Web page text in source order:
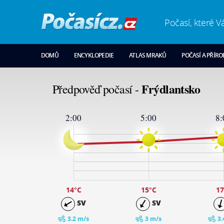
Počasí, které
DOMŮ ENCYKLOPEDIE ATLAS MRAKŮ POČASÍ A
Předpověď počasí -Frýdlantsko
2:00
14°C
SV
3.2 m/s
5:00
15°C
SV
3 m/s
17
22
19
15